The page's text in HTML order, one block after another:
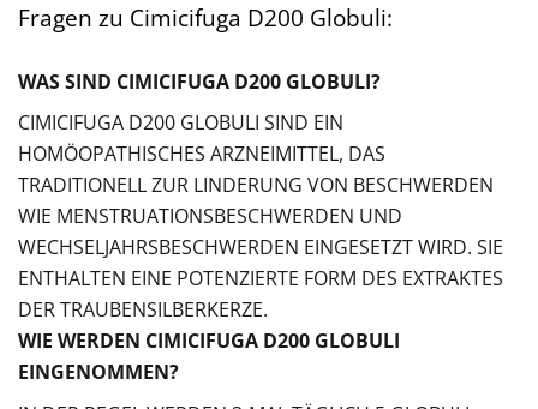
Fragen zu Cimicifuga D200 Globuli:
WAS SIND CIMICIFUGA D200 GLOBULI?
CIMICIFUGA D200 GLOBULI SIND EIN
HOMÖOPATHISCHES ARZNEIMITTEL, DAS
TRADITIONELL ZUR LINDERUNG VON BESCHWERDEN
WIE MENSTRUATIONSBESCHWERDEN UND
WECHSELJAHRSBESCHWERDEN EINGESETZT WIRD. SIE
ENTHALTEN EINE POTENZIERTE FORM DES EXTRAKTES
DER TRAUBENSILBERKERZE.
WIE WERDEN CIMICIFUGA D200 GLOBULI
EINGENOMMEN?